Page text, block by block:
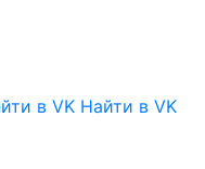
в VK Найти в VK